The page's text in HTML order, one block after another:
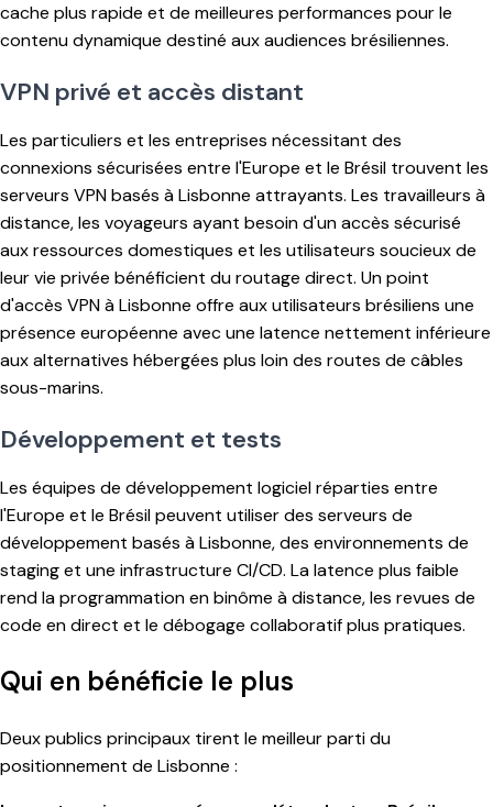
cache plus rapide et de meilleures performances pour le
contenu dynamique destiné aux audiences brésiliennes.
VPN privé et accès distant
Les particuliers et les entreprises nécessitant des
connexions sécurisées entre l'Europe et le Brésil trouvent les
serveurs VPN basés à Lisbonne attrayants. Les travailleurs à
distance, les voyageurs ayant besoin d'un accès sécurisé
aux ressources domestiques et les utilisateurs soucieux de
leur vie privée bénéficient du routage direct. Un point
d'accès VPN à Lisbonne offre aux utilisateurs brésiliens une
présence européenne avec une latence nettement inférieure
aux alternatives hébergées plus loin des routes de câbles
sous-marins.
Développement et tests
Les équipes de développement logiciel réparties entre
l'Europe et le Brésil peuvent utiliser des serveurs de
développement basés à Lisbonne, des environnements de
staging et une infrastructure CI/CD. La latence plus faible
rend la programmation en binôme à distance, les revues de
code en direct et le débogage collaboratif plus pratiques.
Qui en bénéficie le plus
Deux publics principaux tirent le meilleur parti du
positionnement de Lisbonne :